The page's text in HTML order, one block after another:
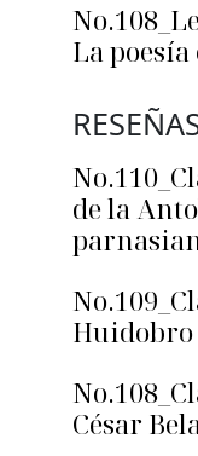
La
de la
Huidobro
César